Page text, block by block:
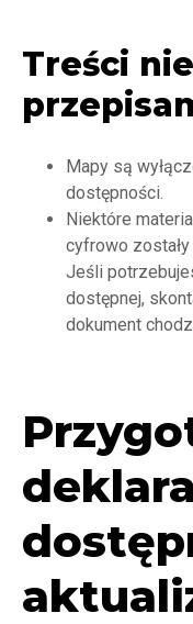
Treści
Mapy są
dostępności.
Niektóre
cyfrowo
Jeśli
dostępnej,
dokument